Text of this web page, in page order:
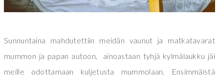
Sunnuntaina mahdutettiin meidän vaunut ja matkatavarat
mummon ja papan autoon, ainoastaan tyhjä kylmälaukku jäi
meille odottamaan kuljetusta mummolaan. Ensimmäistä